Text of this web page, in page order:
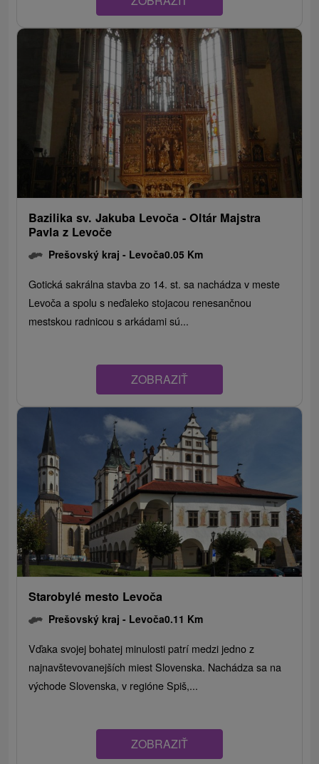
Bazilika sv. Jakuba Levoča - Oltár Majstra
Pavla z Levoče
Prešovský kraj - Levoča0.05 Km
Gotická sakrálna stavba zo 14. st. sa nachádza v meste
Levoča a spolu s neďaleko stojacou renesančnou
mestskou radnicou s arkádami sú...
ZOBRAZIŤ
Starobylé mesto Levoča
Prešovský kraj - Levoča0.11 Km
Vďaka svojej bohatej minulosti patrí medzi jedno z
najnavštevovanejších miest Slovenska. Nachádza sa na
východe Slovenska, v regióne Spiš,...
ZOBRAZIŤ